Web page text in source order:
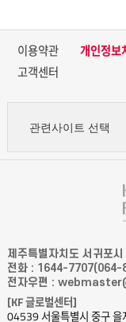
이용약관 개인정보
고객센터
관련사이트 선택
제주특별자치도 서귀포
전화 : 1644-7707(064-
전자우편 :
[KF 글로벌센터]
04539 서울특별시 중구 을